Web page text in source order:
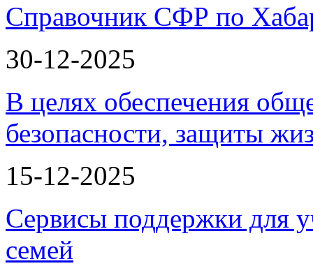
Справочник СФР по
30-12-2025
В целях обеспечения
безопасности, защиты
15-12-2025
Сервисы поддержки для
семей